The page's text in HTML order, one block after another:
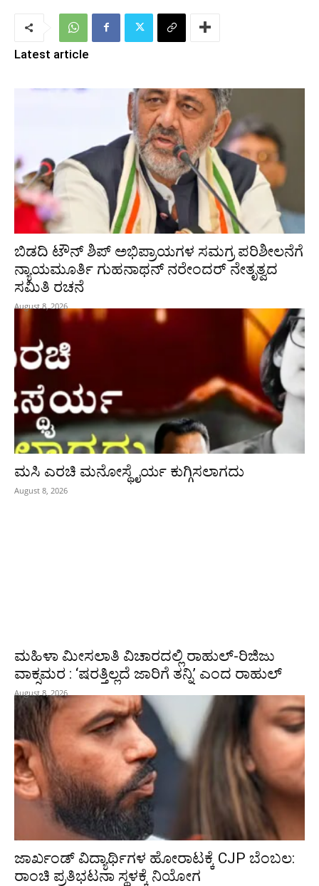
Latest article
ಬಿಡದಿ ಟೌನ್ ಶಿಪ್ ಅಭಿಪ್ರಾಯಗಳ ಸಮಗ್ರ ಪರಿಶೀಲನೆಗೆ
ನ್ಯಾಯಮೂರ್ತಿ ಗುಹನಾಥನ್ ನರೇಂದರ್ ನೇತೃತ್ವದ
ಸಮಿತಿ ರಚನೆ
August 8, 2026
ಮಸಿ ಎರಚಿ ಮನೋಸ್ಥೈರ್ಯ ಕುಗ್ಗಿಸಲಾಗದು
August 8, 2026
ಮಹಿಳಾ ಮೀಸಲಾತಿ ವಿಚಾರದಲ್ಲಿ ರಾಹುಲ್‌-ರಿಜಿಜು
ವಾಕ್ಸಮರ : ‘ಷರತ್ತಿಲ್ಲದೆ ಜಾರಿಗೆ ತನ್ನಿ’ ಎಂದ ರಾಹುಲ್‌
August 8, 2026
ಜಾರ್ಖಂಡ್‌ ವಿದ್ಯಾರ್ಥಿಗಳ ಹೋರಾಟಕ್ಕೆ CJP ಬೆಂಬಲ:
ರಾಂಚಿ ಪ್ರತಿಭಟನಾ ಸ್ಥಳಕ್ಕೆ ನಿಯೋಗ